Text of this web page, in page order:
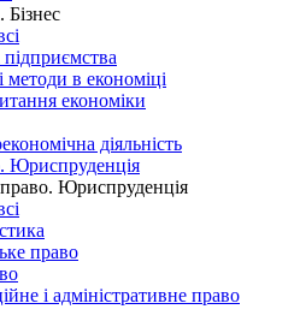
Бізнес
в економіці
економіки
діяльність
Юриспруденція
Юриспруденція
право
і адміністративне право